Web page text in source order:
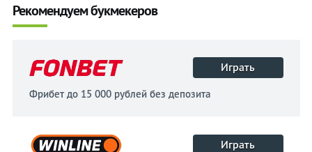
Рекомендуем букмекеров
Играть
Фрибет до 15 000 рублей без депозита
Играть